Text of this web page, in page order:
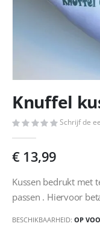
naar
het
begin
van
afbeeldingen-
Knuffel
Schrijf de
€ 13,99
Kussen bedrukt met
passen . Hiervoor
BESCHIKBAARHEID: OP